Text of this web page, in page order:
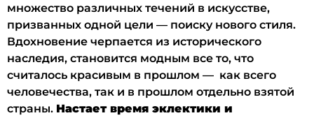
множество различных течений в искусстве,
призванных одной цели — поиску нового стиля.
Вдохновение черпается из исторического
наследия, становится модным все то, что
считалось красивым в прошлом — как всего
человечества, так и в прошлом отдельно взятой
страны. Настает время эклектики и